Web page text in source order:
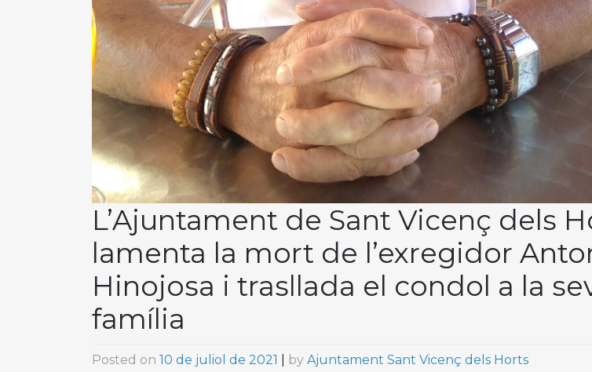
L’Ajuntament de Sant Vicenç dels
lamenta la mort de l’exregidor
Hinojosa i trasllada el condol a la
família
Posted on 10 de juliol de 2021 by Ajuntament Sant Vicenç dels Horts